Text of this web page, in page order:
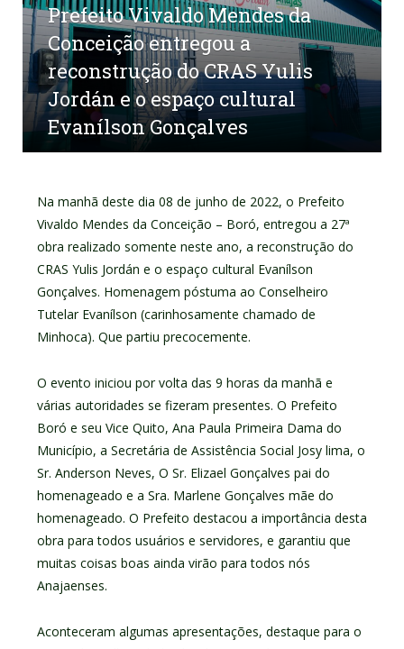
Prefeito Vivaldo Mendes da
Conceição entregou a
reconstrução do CRAS Yulis
Jordán e o espaço cultural
Evanílson Gonçalves
Na manhã deste dia 08 de junho de 2022, o Prefeito
Vivaldo Mendes da Conceição – Boró, entregou a 27ª
obra realizado somente neste ano, a reconstrução do
CRAS Yulis Jordán e o espaço cultural Evanílson
Gonçalves. Homenagem póstuma ao Conselheiro
Tutelar Evanílson (carinhosamente chamado de
Minhoca). Que partiu precocemente.
O evento iniciou por volta das 9 horas da manhã e
várias autoridades se fizeram presentes. O Prefeito
Boró e seu Vice Quito, Ana Paula Primeira Dama do
Município, a Secretária de Assistência Social Josy lima, o
Sr. Anderson Neves, O Sr. Elizael Gonçalves pai do
homenageado e a Sra. Marlene Gonçalves mãe do
homenageado. O Prefeito destacou a importância desta
obra para todos usuários e servidores, e garantiu que
muitas coisas boas ainda virão para todos nós
Anajaenses.
Aconteceram algumas apresentações, destaque para o